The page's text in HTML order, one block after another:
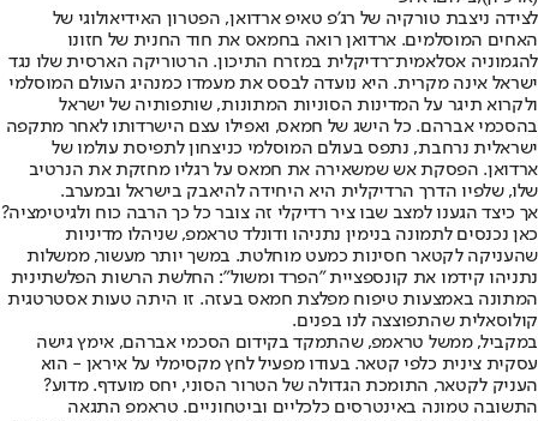
לצידה ניצבת טורקיה של רג'פ טאיפ ארדואן, הפטרון האידיאולוגי של
האחים המוסלמים. ארדואן רואה בחמאס את חוד החנית של חזונו
להגמוניה אסלאמית־רדיקלית במזרח התיכון. הרטוריקה הארסית שלו נגד
ישראל אינה מקרית. היא נועדה לבסס את מעמדו כמנהיג העולם המוסלמי
ולקרוא תיגר על המדינות הסוניות המתונות, שותפותיה של ישראל
בהסכמי אברהם. כל הישג של חמאס, ואפילו עצם הישרדותו לאחר מתקפה
ישראלית נרחבת, נתפס בעולם המוסלמי כניצחון לתפיסת עולמו של
ארדואן. הפסקת אש שמשאירה את חמאס על רגליו מחזקת את הנרטיב
שלו, שלפיו הדרך הרדיקלית היא היחידה להיאבק בישראל ובמערב.
אך כיצד הגענו למצב שבו ציר רדיקלי זה צובר כל כך הרבה כוח ולגיטימציה?
כאן נכנסים לתמונה בנימין נתניהו ודונלד טראמפ, שניהלו מדיניות
שהעניקה לקטאר חסינות כמעט מוחלטת. במשך יותר מעשור, ממשלות
נתניהו קידמו את קונספציית "הפרד ומשול": החלשת הרשות הפלשתינית
המתונה באמצעות טיפוח מפלצת חמאס בעזה. זו היתה טעות אסטרטגית
קולוסאלית שהתפוצצה לנו בפנים.
במקביל, ממשל טראמפ, שהתמקד בקידום הסכמי אברהם, אימץ גישה
עסקית צינית כלפי קטאר. בעודו מפעיל לחץ מקסימלי על איראן - הוא
העניק לקטאר, התומכת הגדולה של הטרור הסוני, יחס מועדף. מדוע?
התשובה טמונה באינטרסים כלכליים וביטחוניים. טראמפ התגאה